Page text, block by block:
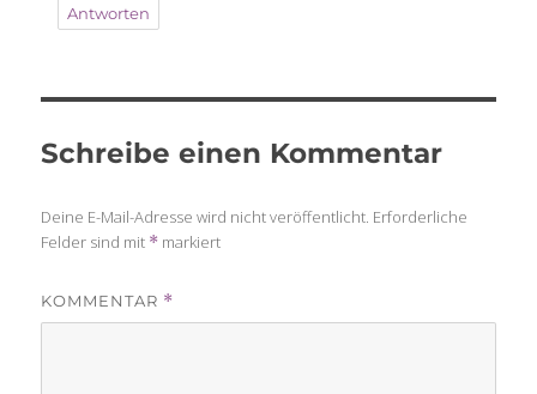
Antworten
Schreibe einen Kommentar
Deine E-Mail-Adresse wird nicht veröffentlicht. Erforderliche
Felder sind mit * markiert
KOMMENTAR *